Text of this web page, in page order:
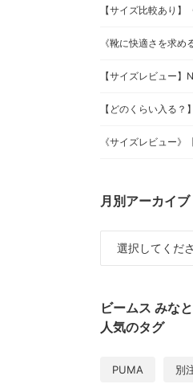
《サイズレビュー》
月別アーカイブ
ビームス みな
人気のタグ
PUMA 別